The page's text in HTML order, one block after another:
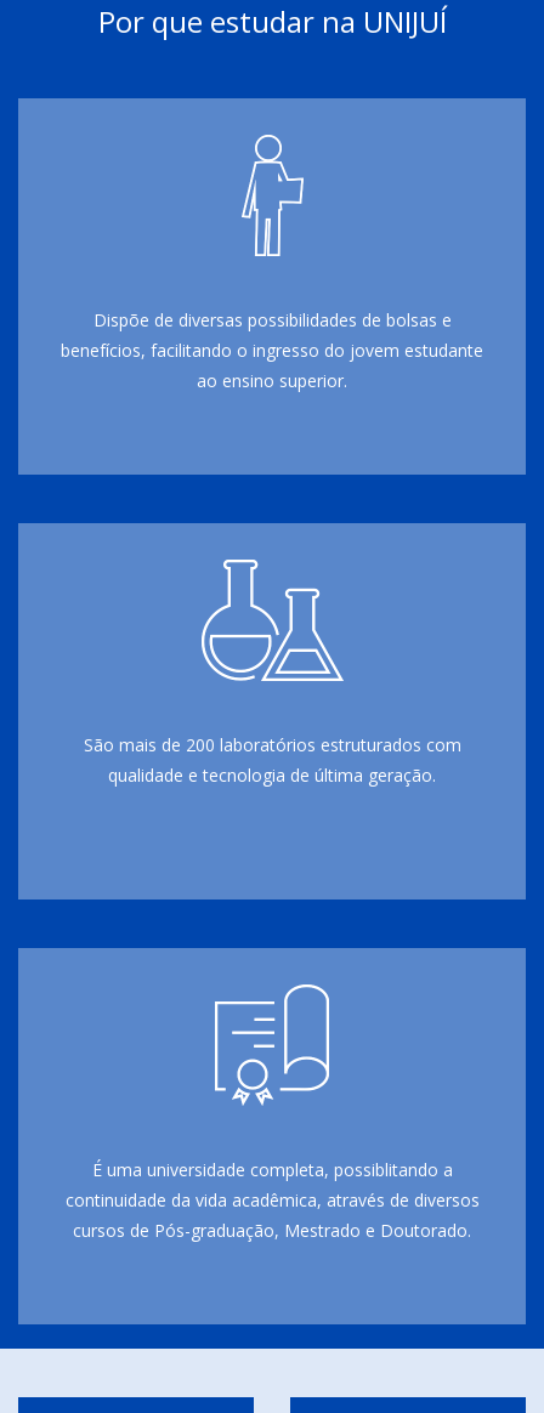
Por que estudar na UNIJUÍ
Dispõe de diversas possibilidades de bolsas e
benefícios, facilitando o ingresso do jovem estudante
ao ensino superior.
São mais de 200 laboratórios estruturados com
qualidade e tecnologia de última geração.
É uma universidade completa, possiblitando a
continuidade da vida acadêmica, através de diversos
cursos de Pós-graduação, Mestrado e Doutorado.